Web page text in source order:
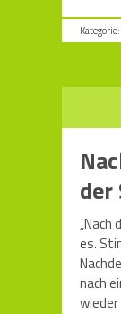
Kategorie:
der
„Nach
es.
nach